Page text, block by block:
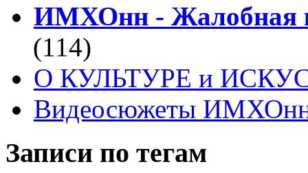
ИМХОнн - Жалобная
(114)
О КУЛЬТУРЕ и
Видеосюжеты
Записи по тегам